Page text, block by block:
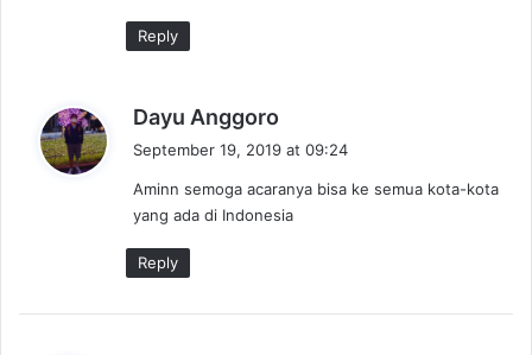
Reply
Dayu Anggoro
s
:
September 19, 2019 at 09:24
Aminn semoga acaranya bisa ke semua kota-kota
yang ada di Indonesia
Reply